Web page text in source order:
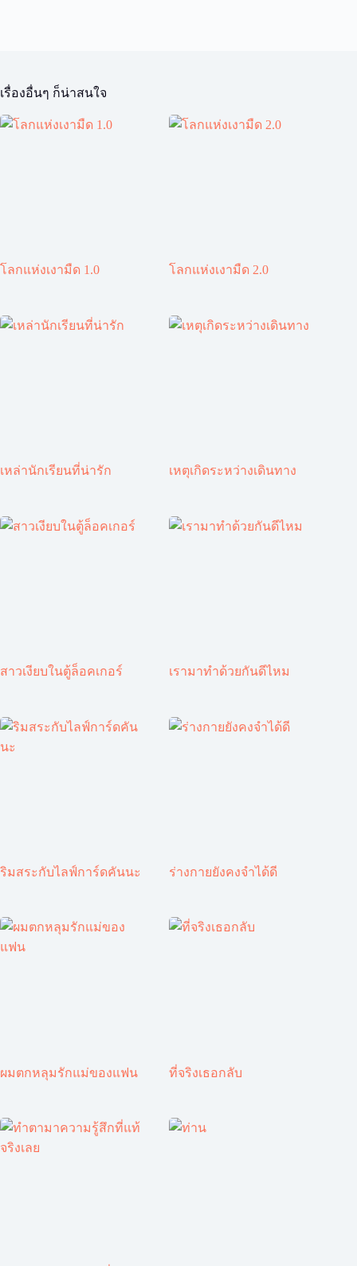
เรื่องอื่นๆ ก็น่าสนใจ
โลกแห่งเงามืด 1.0 โลกแห่งเงามืด 2.0
เหล่านักเรียนที่น่ารัก เหตุเกิดระหว่างเดินทาง
สาวเงียบในตู้ล็อคเกอร์ เรามาทำด้วยกันดีไหม
ริมสระกับไลฟ์การ์ดคันนะ ร่างกายยังคงจำได้ดี
ผมตกหลุมรักแม่ของแฟน ที่จริงเธอกลับ